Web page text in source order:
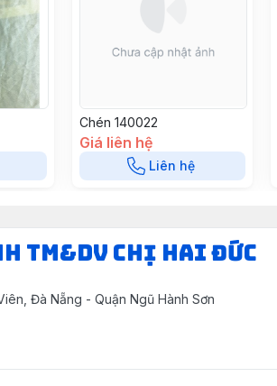
Chén 140022
Giá liên hệ
Liên hệ
TM&DV CHỊ HAI ĐỨC
Đà Nẵng - Quận Ngũ Hành Sơn